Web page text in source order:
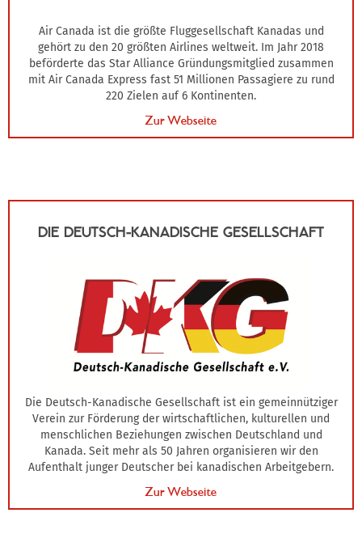
Air Canada ist die größte Fluggesellschaft Kanadas und
gehört zu den 20 größten Airlines weltweit. Im Jahr 2018
beförderte das Star Alliance Gründungsmitglied zusammen
mit Air Canada Express fast 51 Millionen Passagiere zu rund
220 Zielen auf 6 Kontinenten.
Zur Webseite
DIE DEUTSCH-KANADISCHE GESELLSCHAFT
Die Deutsch-Kanadische Gesellschaft ist ein gemeinnütziger
Verein zur Förderung der wirtschaftlichen, kulturellen und
menschlichen Beziehungen zwischen Deutschland und
Kanada. Seit mehr als 50 Jahren organisieren wir den
Aufenthalt junger Deutscher bei kanadischen Arbeitgebern.
Zur Webseite